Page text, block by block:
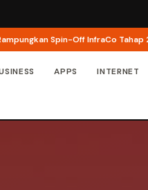
Spin-Off InfraCo Tahap 2,
APPS INTERNET